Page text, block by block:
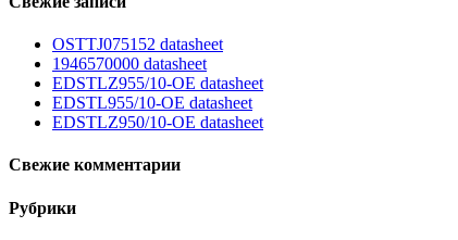
OSTTJ075152 datasheet
1946570000 datasheet
EDSTLZ955/10-OE datasheet
EDSTL955/10-OE datasheet
EDSTLZ950/10-OE datasheet
Свежие комментарии
Рубрики